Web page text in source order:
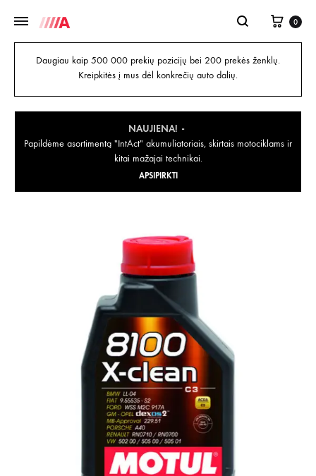
0
Daugiau kaip 500 000 prekių pozicijų bei 200 prekės ženklų.
Kreipkitės į mus dėl konkrečių auto dalių.
NAUJIENA!
Papildėme asortimentą "IntAct" akumuliatoriais, skirtais motociklams ir
kitai mažajai technikai.
APSIPIRKTI